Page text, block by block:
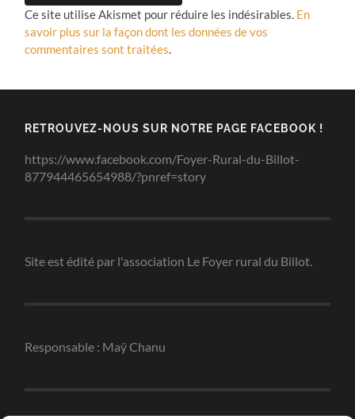
Ce site utilise Akismet pour réduire les indésirables. En
savoir plus sur la façon dont les données de vos
commentaires sont traitées.
RETROUVEZ-NOUS SUR NOTRE PAGE FACEBOOK !
https://www.facebook.com/Foyer-Rural-du-Billot-
877944465654988/?pnref=story
Site est édité par l'association Le Foyer rural du Billot.
Responsable : Maÿ Chanu